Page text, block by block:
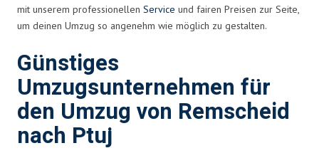
mit unserem professionellen Service und fairen Preisen zur Seite,
um deinen Umzug so angenehm wie möglich zu gestalten.
Günstiges
Umzugsunternehmen für
den Umzug von Remscheid
nach Ptuj